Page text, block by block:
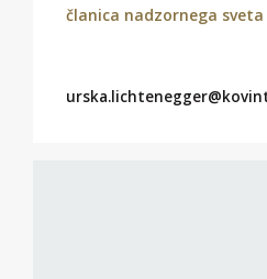
članica nadzornega sveta